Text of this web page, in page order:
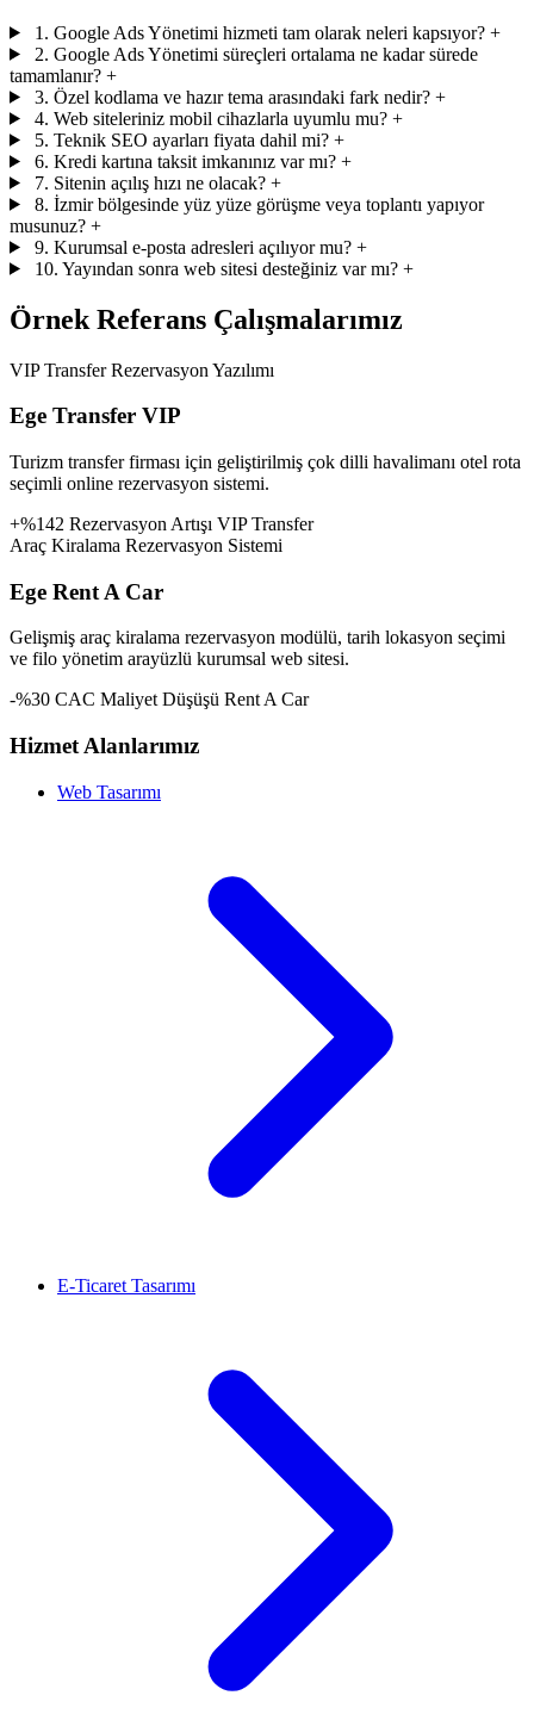
1. Google Ads Yönetimi hizmeti tam olarak neleri kapsıyor? +
2. Google Ads Yönetimi süreçleri ortalama ne kadar sürede
tamamlanır? +
3. Özel kodlama ve hazır tema arasındaki fark nedir? +
4. Web siteleriniz mobil cihazlarla uyumlu mu? +
5. Teknik SEO ayarları fiyata dahil mi? +
6. Kredi kartına taksit imkanınız var mı? +
7. Sitenin açılış hızı ne olacak? +
8. İzmir bölgesinde yüz yüze görüşme veya toplantı yapıyor
musunuz? +
9. Kurumsal e-posta adresleri açılıyor mu? +
10. Yayından sonra web sitesi desteğiniz var mı? +
Örnek Referans Çalışmalarımız
VIP Transfer Rezervasyon Yazılımı
Ege Transfer VIP
Turizm transfer firması için geliştirilmiş çok dilli havalimanı otel rota
seçimli online rezervasyon sistemi.
+%142 Rezervasyon Artışı VIP Transfer
Araç Kiralama Rezervasyon Sistemi
Ege Rent A Car
Gelişmiş araç kiralama rezervasyon modülü, tarih lokasyon seçimi
ve filo yönetim arayüzlü kurumsal web sitesi.
-%30 CAC Maliyet Düşüşü Rent A Car
Hizmet Alanlarımız
Web Tasarımı
E-Ticaret Tasarımı